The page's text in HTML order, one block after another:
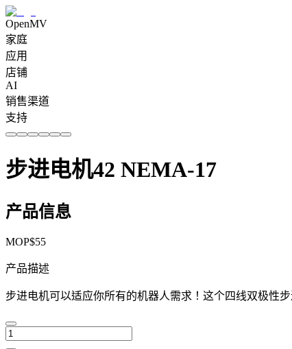
OpenMV
家庭
应用
店铺
AI
销售渠道
支持
步进电机42 NEMA-17
产品信息
MOP$55
产品描述
步进电机可以适应你所有的机器人需求！这个四线双极性